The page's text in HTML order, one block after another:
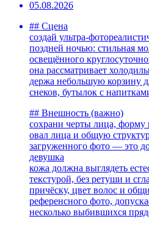
05.08.2026
## Сцена
создай ультра-
поздней ночью: стильная
освещённого
она рассматривает
держа небольшую корзину
снеков, бутылок с
## Внешность (важно)
сохрани черты лица, форму
овал лица и общую
загруженного фото — это
девушка
кожа должна выглядеть
текстурой, без ретуши и
причёску, цвет волос и
референсного фото,
несколько выбившихся